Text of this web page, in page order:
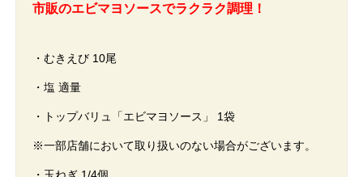
市販のエビマヨソースでラクラク調理！
・むきえび 10尾
・塩 適量
・トップバリュ「エビマヨソース」 1袋
※一部店舗において取り扱いのない場合がございます。
・玉ねぎ 1/4個